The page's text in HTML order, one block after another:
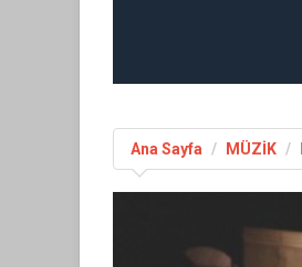
Ana Sayfa MÜZİK